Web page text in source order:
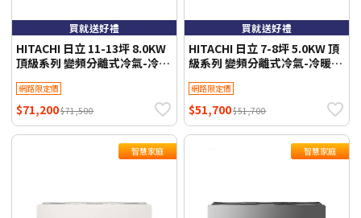
買就送好禮
HITACHI 日立 11-13坪 8.0KW
頂級系列 變頻分離式冷氣-冷專
基本安裝+舊機回收 不需跨區費
網路限定價
$71,200$71,500
買就送好禮
HITACHI 日立 7-8坪 5.0KW 頂
級系列 變頻分離式冷氣-冷暖型
50NP 含基本安裝+舊機回收 不
需跨區費
網路限定價
$51,700$51,700
智慧家庭 智慧家庭